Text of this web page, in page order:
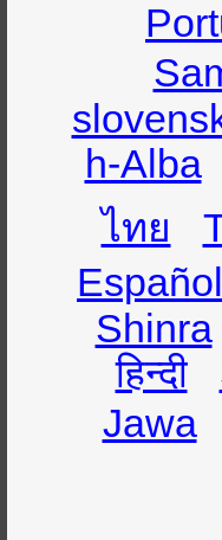
h-Alba
ไทย
Español
Shinra
हिन्दी
Jawa